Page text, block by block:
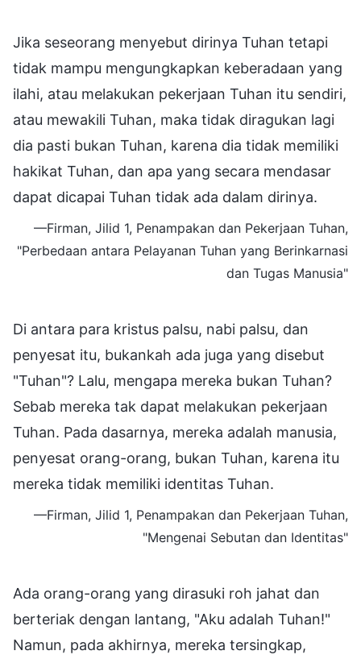
Jika seseorang menyebut dirinya Tuhan tetapi
tidak mampu mengungkapkan keberadaan yang
ilahi, atau melakukan pekerjaan Tuhan itu sendiri,
atau mewakili Tuhan, maka tidak diragukan lagi
dia pasti bukan Tuhan, karena dia tidak memiliki
hakikat Tuhan, dan apa yang secara mendasar
dapat dicapai Tuhan tidak ada dalam dirinya.
—Firman, Jilid 1, Penampakan dan Pekerjaan Tuhan,
"Perbedaan antara Pelayanan Tuhan yang Berinkarnasi
dan Tugas Manusia"
Di antara para kristus palsu, nabi palsu, dan
penyesat itu, bukankah ada juga yang disebut
"Tuhan"? Lalu, mengapa mereka bukan Tuhan?
Sebab mereka tak dapat melakukan pekerjaan
Tuhan. Pada dasarnya, mereka adalah manusia,
penyesat orang-orang, bukan Tuhan, karena itu
mereka tidak memiliki identitas Tuhan.
—Firman, Jilid 1, Penampakan dan Pekerjaan Tuhan,
"Mengenai Sebutan dan Identitas"
Ada orang-orang yang dirasuki roh jahat dan
berteriak dengan lantang, "Aku adalah Tuhan!"
Namun, pada akhirnya, mereka tersingkap,